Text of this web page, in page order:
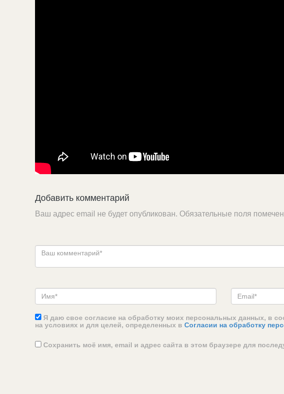
Добавить комментарий
Ваш адрес email не будет опубликован. Обязательные поля
Я даю свое согласие на обработку моих персональных данных, в
на условиях и для целей, определенных в Согласии на обработку
Сохранить моё имя, email и адрес сайта в этом браузере для